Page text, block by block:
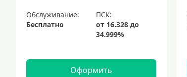
Обслуживание:
Бесплатно
Оформить